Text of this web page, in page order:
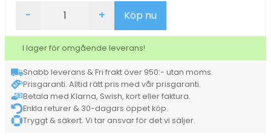
Kompatibel
D1
Svart/Transparent
12mm
mängd
- + Köp nu
I lager för omgående leverans!
Snabb leverans & Fri frakt över 950:- utan moms.
Prisgaranti. Alltid rätt pris med vår prisgaranti.
Betala med Klarna, Swish, kort eller faktura.
Enkla returer & 30-dagars öppet köp.
Tryggt & säkert. Vi tar ansvar för det vi säljer.